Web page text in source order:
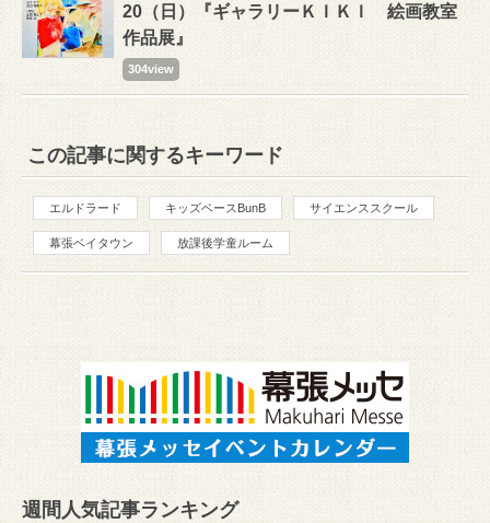
20（日）『ギャラリーＫＩＫＩ 絵画教室
作品展』
304view
この記事に関するキーワード
エルドラード キッズベースBunB サイエンススクール
幕張ベイタウン 放課後学童ルーム
週間人気記事ランキング